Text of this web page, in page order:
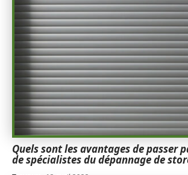
Quels sont les avantages de passer
de spécialistes du dépannage de